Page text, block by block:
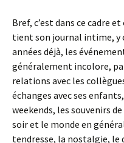
Bref, c’est dans ce cadre
tient son journal intime, y
années déjà, les
généralement incolore,
relations avec les
échanges avec ses
weekends, les souvenirs
soir et le monde en
tendresse, la nostalgie, le